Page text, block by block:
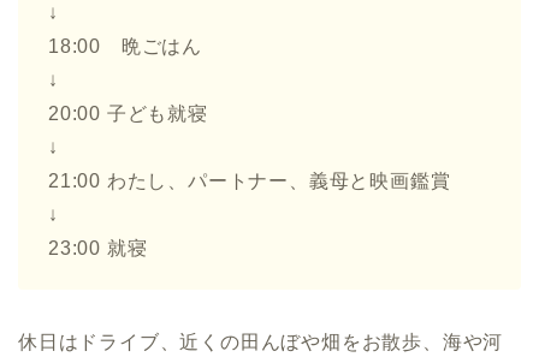
↓
18:00 晩ごはん
↓
20:00 子ども就寝
↓
21:00 わたし、パートナー、義母と映画鑑賞
↓
23:00 就寝
休日はドライブ、近くの田んぼや畑をお散歩、海や河